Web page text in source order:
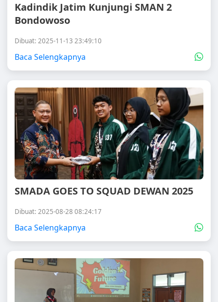
Kadindik Jatim Kunjungi SMAN 2
Bondowoso
Dibuat: 2025-11-13 23:49:10
Baca Selengkapnya
SMADA GOES TO SQUAD DEWAN 2025
Dibuat: 2025-08-28 08:24:17
Baca Selengkapnya